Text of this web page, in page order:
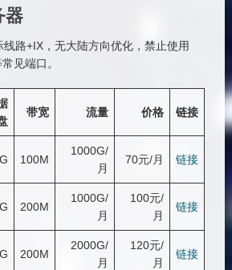
器
路+IX，无大陆方向优化，禁止使用
见端口。
带宽 流量 价格 链接
100M
1000G/
月
70元/月 链接
200M
1000G/
月
100元/
月
链接
200M
2000G/
月
120元/
月
链接